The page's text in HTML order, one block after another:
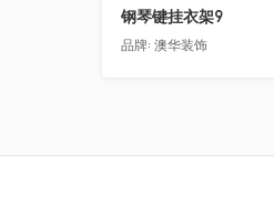
钢琴键挂衣架9
品牌: 澳华装饰